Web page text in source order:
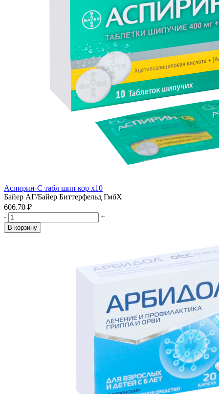
Аспирин-С табл шип кор x10
Байер АГ/Байер Биттерфельд ГмбХ
606.70 ₽
-
+
В корзину